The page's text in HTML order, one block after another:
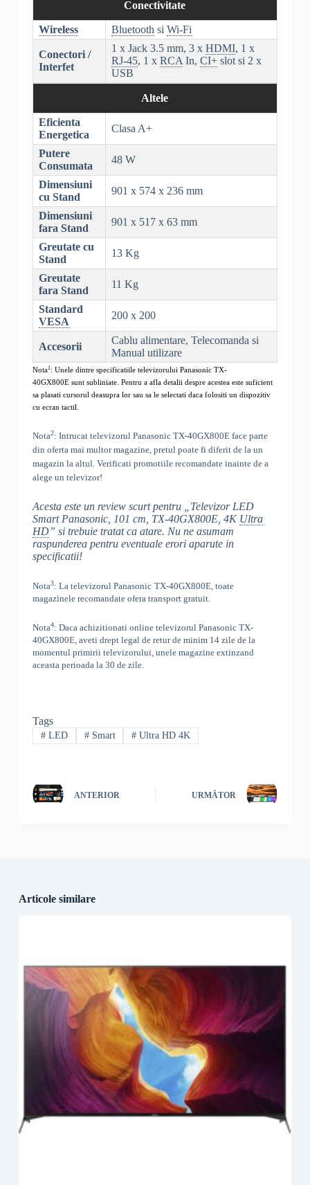
Conectivitate
Wireless Bluetooth si Wi-Fi
Conectori /
Interfet
1 x Jack 3.5 mm, 3 x HDMI, 1 x
RJ-45, 1 x RCA In, CI+slot si 2 x
USB
Altele
Eficienta
Energetica
Clasa A+
Putere
Consumata
48 W
Dimensiuni
cu Stand
901 x 574 x 236 mm
Dimensiuni
fara Stand
901 x 517 x 63 mm
Greutate cu
Stand
13 Kg
Greutate
fara Stand
11 Kg
Standard
VESA
200 x 200
Accesorii
Cablu alimentare, Telecomanda si
Manual utilizare
Nota1: Unele dintre specificatiile televizorului Panasonic TX-
40GX800Esunt subliniate. Pentru a afla detalii despre acestea este suficient
sa plasati cursorul deasupra lor sau sa le selectati daca folositi un dispozitiv
cu ecran tactil.
Nota2: Intrucat televizorul Panasonic TX-40GX800Eface parte
din oferta mai multor magazine, pretul poate fi diferit de la un
magazin la altul. Verificati promotiile recomandate inainte de a
alege un televizor!
Acesta este un review scurt pentru „ Televizor LED
Smart Panasonic, 101 cm, TX-40GX800E, 4K Ultra
HD” si trebuie tratat ca atare. Nu ne asumam
raspunderea pentru eventuale erori aparute in
specificatii!
Nota3: La televizorul Panasonic TX-40GX800E, toate
magazinele recomandate ofera transport gratuit.
Nota4: Daca achizitionati online televizorul Panasonic TX-
40GX800E,aveti drept legal de retur de minim 14 zile de la
momentul primirii televizorului, unele magazine extinzand
aceasta perioada la 30 de zile.
Tags
#LED #Smart # Ultra HD 4K
ANTERIOR URMĂTOR
Articole similare